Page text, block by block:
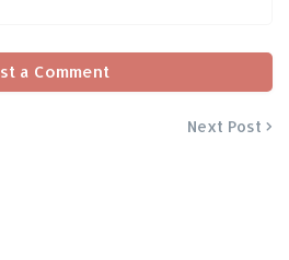
a Comment
Next Post